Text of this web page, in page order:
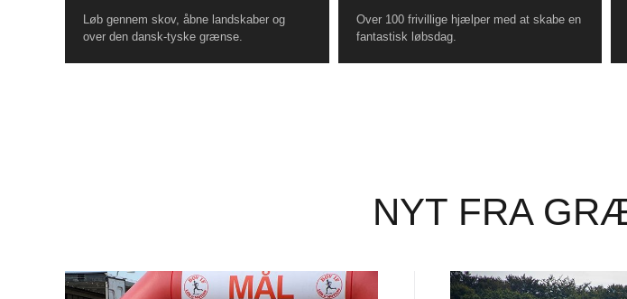
Løb gennem skov, åbne landskaber og
over den dansk-tyske grænse.
Over 100 frivillige hjælper med at skabe en
fantastisk løbsdag.
NYT FRA